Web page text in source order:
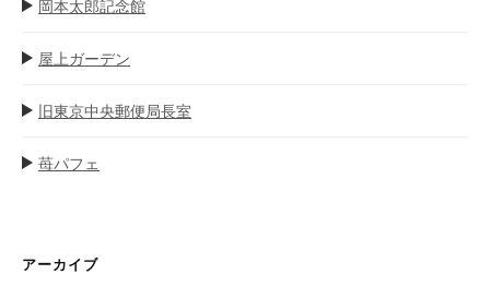
岡本太郎記念館
屋上ガーデン
旧東京中央郵便局長室
苺パフェ
アーカイブ